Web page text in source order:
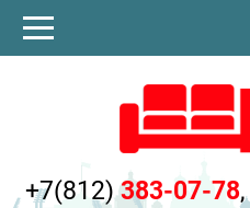
+7(812) 383-07-78,